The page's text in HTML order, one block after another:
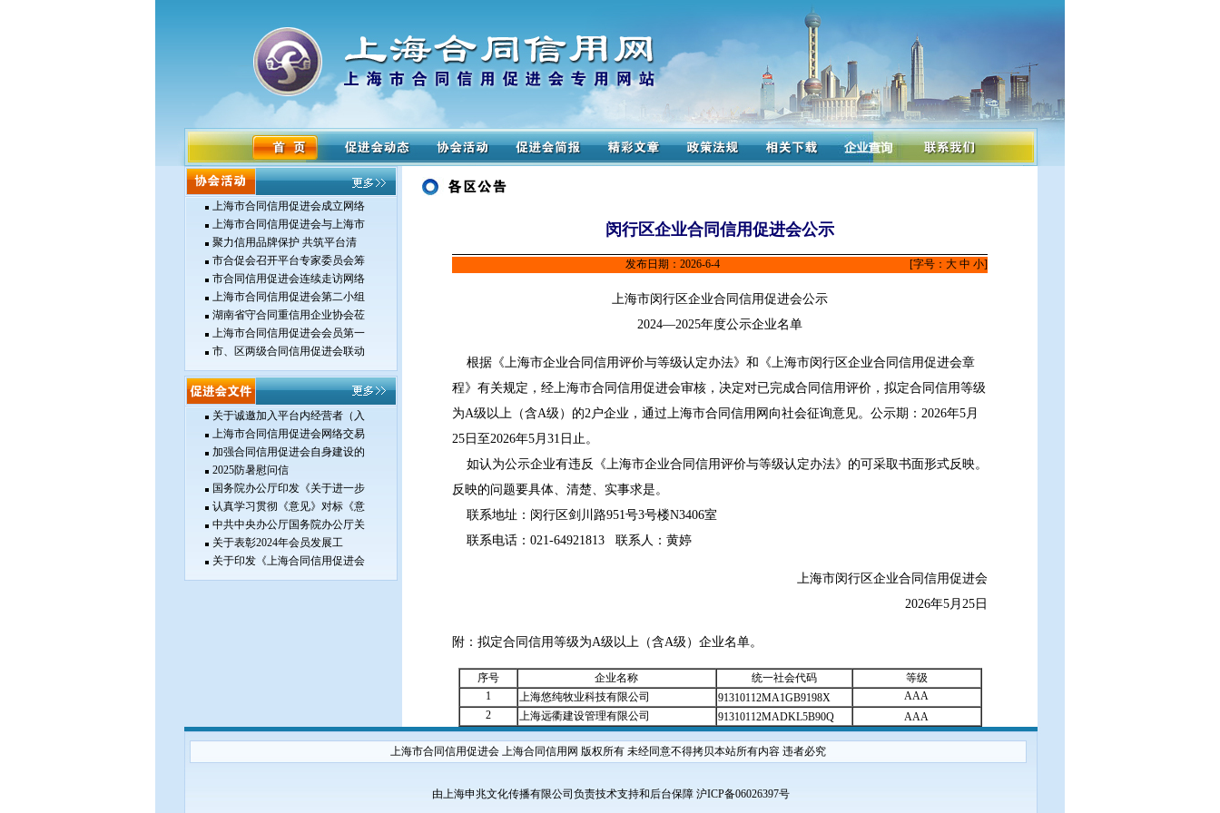
上海市合同信用促进会成立网络
上海市合同信用促进会与上海市
聚力信用品牌保护 共筑平台清
市合促会召开平台专家委员会筹
市合同信用促进会连续走访网络
上海市合同信用促进会第二小组
湖南省守合同重信用企业协会莅
上海市合同信用促进会会员第一
市、区两级合同信用促进会联动
关于诚邀加入平台内经营者（入
上海市合同信用促进会网络交易
加强合同信用促进会自身建设的
2025防暑慰问信
国务院办公厅印发《关于进一步
认真学习贯彻《意见》对标《意
中共中央办公厅国务院办公厅关
关于表彰2024年会员发展工
关于印发《上海合同信用促进会
闵行区企业合同信用促进会公示
发布日期：2026-6-4 [字号： 大 中 小]
上海市闵行区企业合同信用促进会公示
2024—2025年度公示企业名单
根据《上海市企业合同信用评价与等级认定办法》和《上海市闵行区企业合同信用促进会章
程》有关规定，经上海市合同信用促进会审核，决定对已完成合同信用评价，拟定合同信用等级
为A级以上（含A级）的2户企业，通过上海市合同信用网向社会征询意见。公示期：2026年5月
25日至2026年5月31日止。
如认为公示企业有违反《上海市企业合同信用评价与等级认定办法》的可采取书面形式反映。
反映的问题要具体、清楚、实事求是。
联系地址：闵行区剑川路951号3号楼N3406室
联系电话：021-64921813 联系人：黄婷
上海市闵行区企业合同信用促进会
2026年5月25日
附：拟定合同信用等级为A级以上（含A级）企业名单。
序号 企业名称 统一社会代码
等级
1
上海悠纯牧业科技有限公司 91310112MA1GB9198X
AAA
2
上海远衢建设管理有限公司 91310112MADKL5B90Q AAA
上海市合同信用促进会 上海合同信用网 版权所有 未经同意不得拷贝本站所有内容 违者必究
由上海申兆文化传播有限公司负责技术支持和后台保障 沪ICP备06026397号